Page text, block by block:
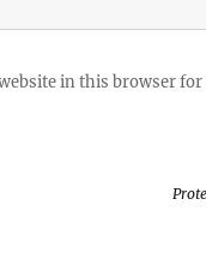
in this browser